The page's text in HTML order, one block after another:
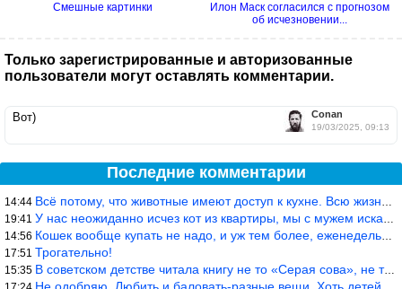
Смешные картинки
Илон Маск согласился с прогнозом
об исчезновении...
Только зарегистрированные и авторизованные
пользователи могут оставлять комментарии.
Conan
19/03/2025, 09:13
Вот)
Последние комментарии
14:44 Всё потому, что животные имеют доступ к кухне. Всю жизнь живу с
19:41 У нас неожиданно исчез кот из квартиры, мы с мужем искали повсюд
14:56 Кошек вообще купать не надо, и уж тем более, еженедельно, как лю
17:51 Трогательно!
15:35 В советском детстве читала книгу не то «Серая сова», не то ещё к